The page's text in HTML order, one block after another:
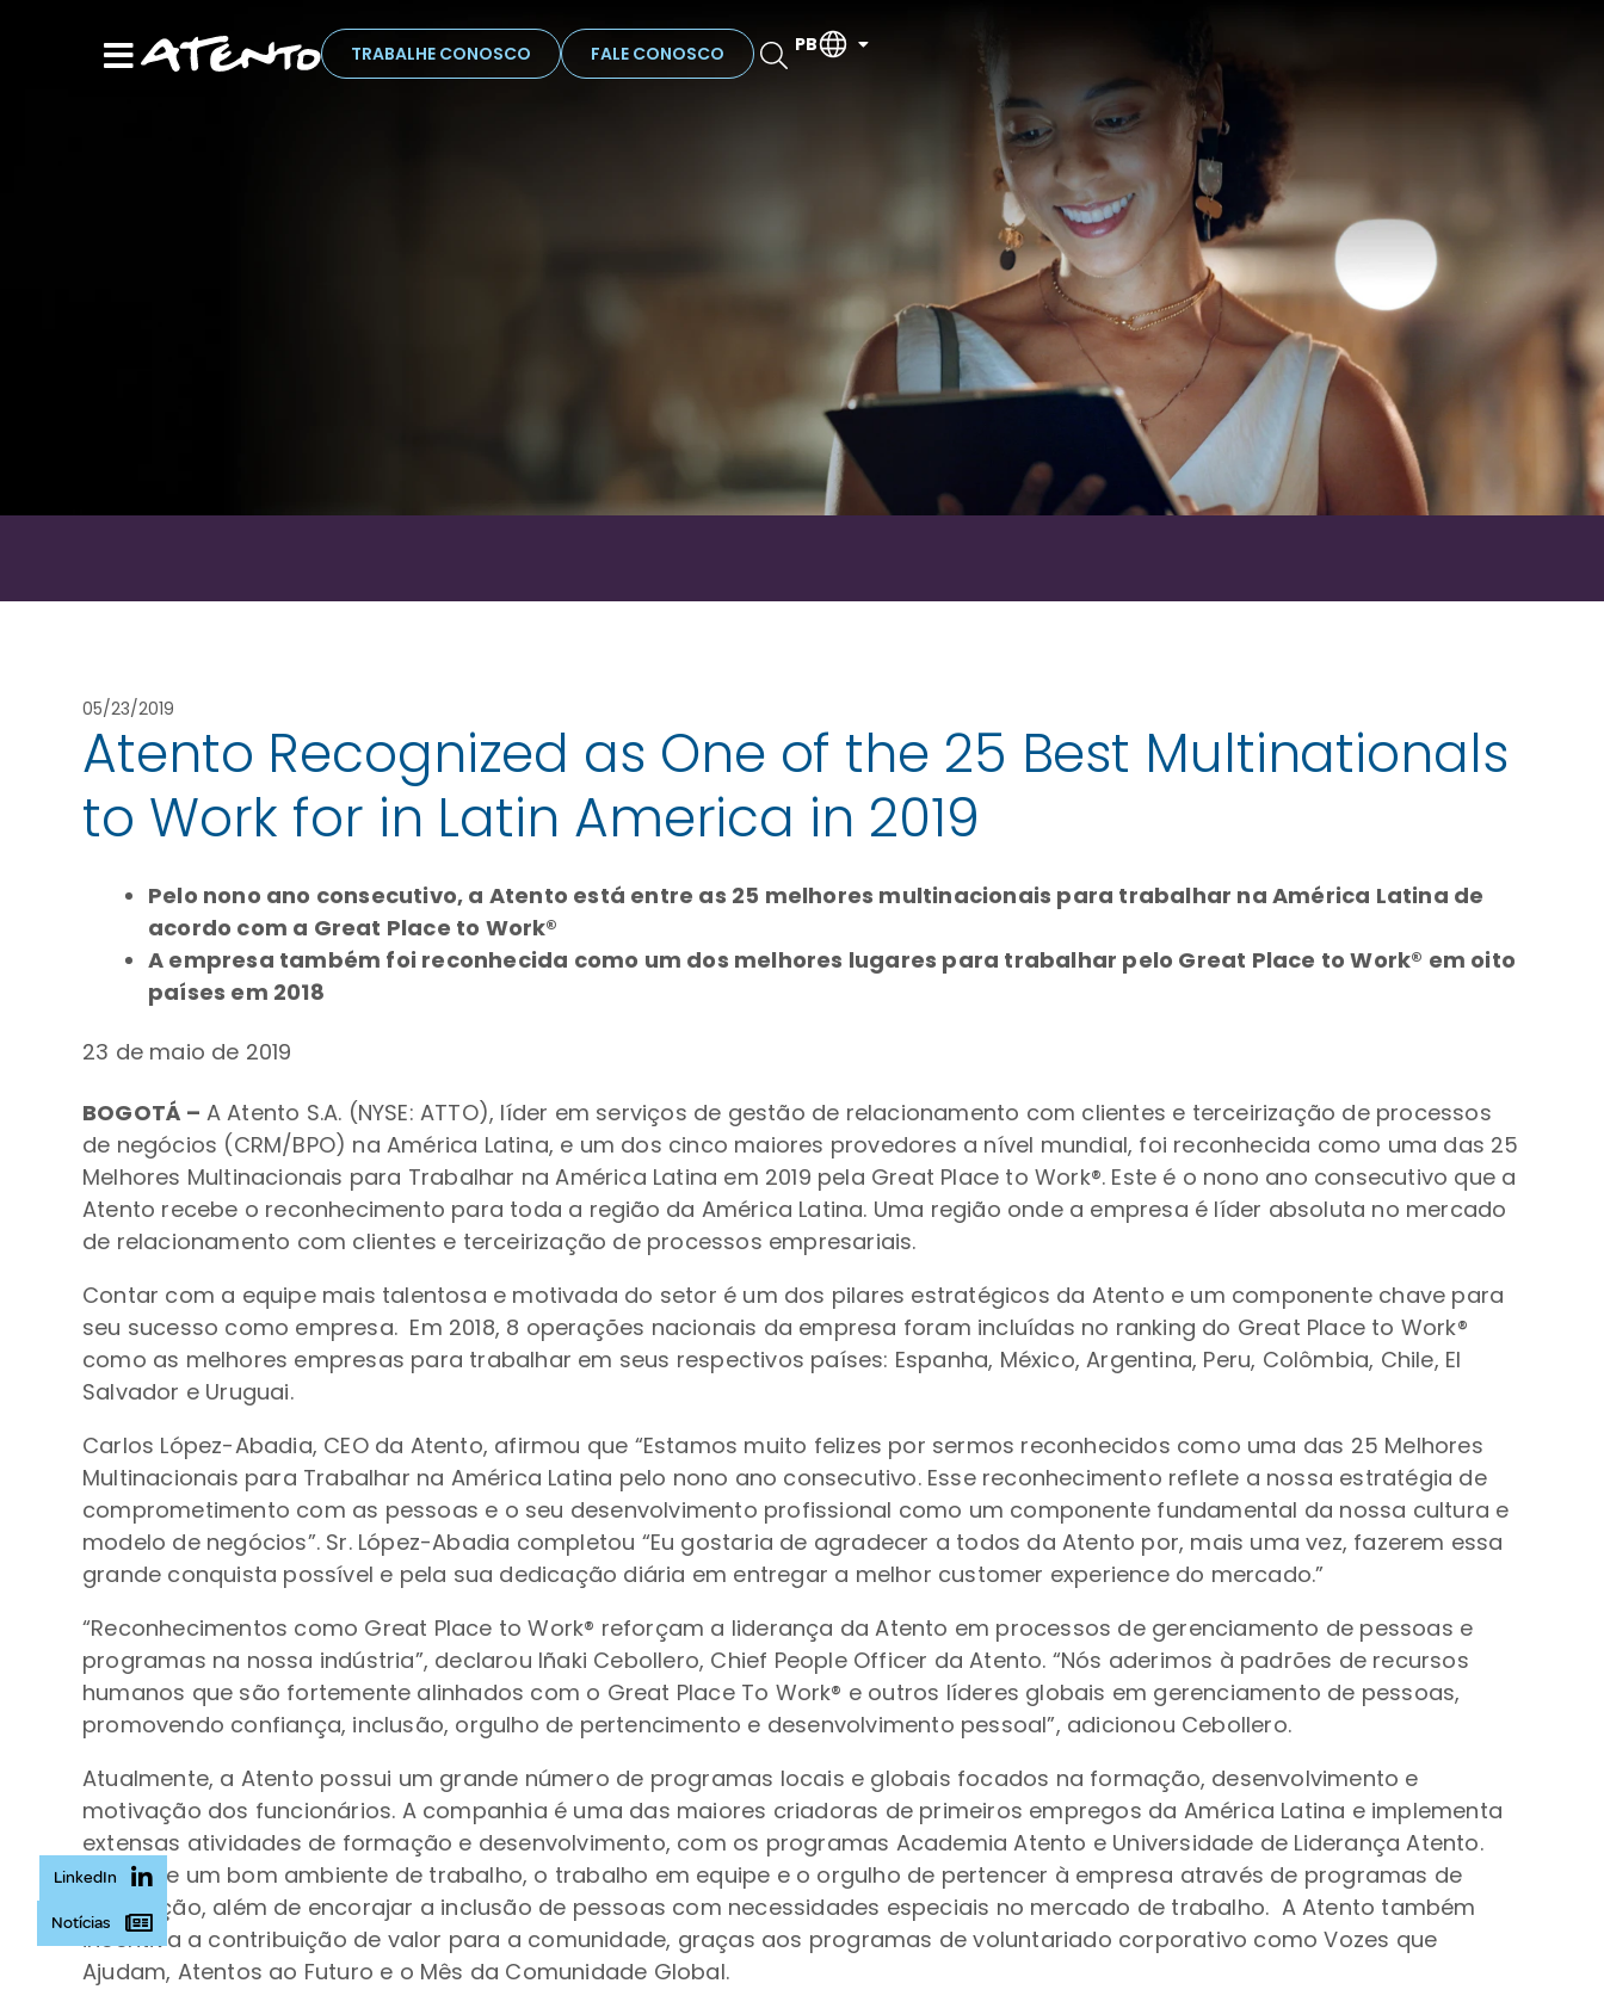
TRABALHE CONOSCO FALE CONOSCO PB
05/23/2019
Atento Recognized as One of the 25 Best Multinationals
to Work for in Latin America in 2019
Pelo nono ano consecutivo, a Atento está entre as 25 melhores multinacionais para trabalhar na América Latina de
acordo com a Great Place to Work®
A empresa também foi reconhecida como um dos melhores lugares para trabalhar pelo Great Place to Work® em oito
países em 2018
23 de maio de 2019
BOGOTÁ – A Atento S.A. (NYSE: ATTO), líder em serviços de gestão de relacionamento com clientes e terceirização de processos
de negócios (CRM/BPO) na América Latina, e um dos cinco maiores provedores a nível mundial, foi reconhecida como uma das 25
Melhores Multinacionais para Trabalhar na América Latina em 2019 pela Great Place to Work®. Este é o nono ano consecutivo que a
Atento recebe o reconhecimento para toda a região da América Latina. Uma região onde a empresa é líder absoluta no mercado
de relacionamento com clientes e terceirização de processos empresariais.
Contar com a equipe mais talentosa e motivada do setor é um dos pilares estratégicos da Atento e um componente chave para
seu sucesso como empresa. Em 2018, 8 operações nacionais da empresa foram incluídas no ranking do Great Place to Work®
como as melhores empresas para trabalhar em seus respectivos países: Espanha, México, Argentina, Peru, Colômbia, Chile, El
Salvador e Uruguai.
Carlos López-Abadia, CEO da Atento, afirmou que “Estamos muito felizes por sermos reconhecidos como uma das 25 Melhores
Multinacionais para Trabalhar na América Latina pelo nono ano consecutivo. Esse reconhecimento reflete a nossa estratégia de
comprometimento com as pessoas e o seu desenvolvimento profissional como um componente fundamental da nossa cultura e
modelo de negócios”. Sr. López-Abadia completou “Eu gostaria de agradecer a todos da Atento por, mais uma vez, fazerem essa
grande conquista possível e pela sua dedicação diária em entregar a melhor customer experience do mercado.”
“Reconhecimentos como Great Place to Work® reforçam a liderança da Atento em processos de gerenciamento de pessoas e
programas na nossa indústria”, declarou Iñaki Cebollero, Chief People Officer da Atento. “Nós aderimos à padrões de recursos
humanos que são fortemente alinhados com o Great Place To Work® e outros líderes globais em gerenciamento de pessoas,
promovendo confiança, inclusão, orgulho de pertencimento e desenvolvimento pessoal”, adicionou Cebollero.
Atualmente, a Atento possui um grande número de programas locais e globais focados na formação, desenvolvimento e
motivação dos funcionários. A companhia é uma das maiores criadoras de primeiros empregos da América Latina e implementa
extensas atividades de formação e desenvolvimento, com os programas Academia Atento e Universidade de Liderança Atento.
Promove um bom ambiente de trabalho, o trabalho em equipe e o orgulho de pertencer à empresa através de programas de
motivação, além de encorajar a inclusão de pessoas com necessidades especiais no mercado de trabalho. A Atento também
incentiva a contribuição de valor para a comunidade, graças aos programas de voluntariado corporativo como Vozes que
Ajudam, Atentos ao Futuro e o Mês da Comunidade Global.
LinkedIn
Notícias